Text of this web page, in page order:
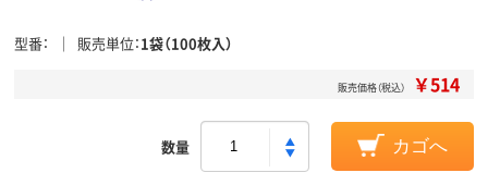
型番 販売単位 1袋（100枚入）
販売価格（税込） ￥514
数量 カゴへ